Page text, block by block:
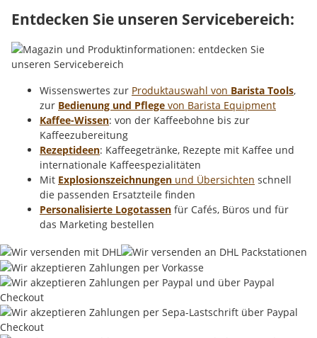
Entdecken Sie unseren Servicebereich:
Wissenswertes zur Produktauswahl von Barista Tools,
zur Bedienung und Pflege von Barista Equipment
Kaffee-Wissen: von der Kaffeebohne bis zur
Kaffeezubereitung
Rezeptideen: Kaffeegetränke, Rezepte mit Kaffee und
internationale Kaffeespezialitäten
Mit Explosionszeichnungen und Übersichten schnell
die passenden Ersatzteile finden
Personalisierte Logotassen für Cafés, Büros und für
das Marketing bestellen